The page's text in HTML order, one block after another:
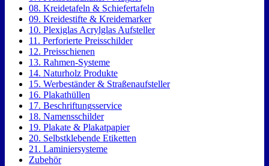
08. Kreidetafeln & Schiefertafeln
09. Kreidestifte & Kreidemarker
10. Plexiglas Acrylglas Aufsteller
11. Perforierte Preisschilder
12. Preisschienen
13. Rahmen-Systeme
14. Naturholz Produkte
15. Werbeständer & Straßenaufsteller
16. Plakathüllen
17. Beschriftungsservice
18. Namensschilder
19. Plakate & Plakatpapier
20. Selbstklebende Etiketten
21. Laminiersysteme
Zubehör